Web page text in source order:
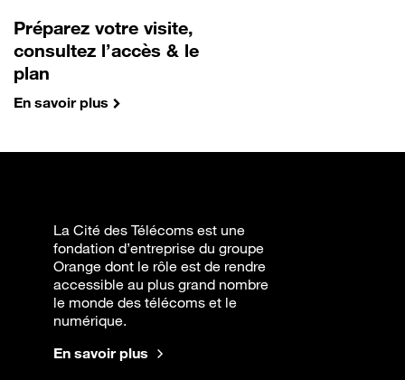
Préparez votre visite,
consultez l’accès & le
plan
En savoir plus
La Cité des Télécoms est une
fondation d’entreprise du groupe
Orange dont le rôle est de rendre
accessible au plus grand nombre
le monde des télécoms et le
numérique.
En savoir plus